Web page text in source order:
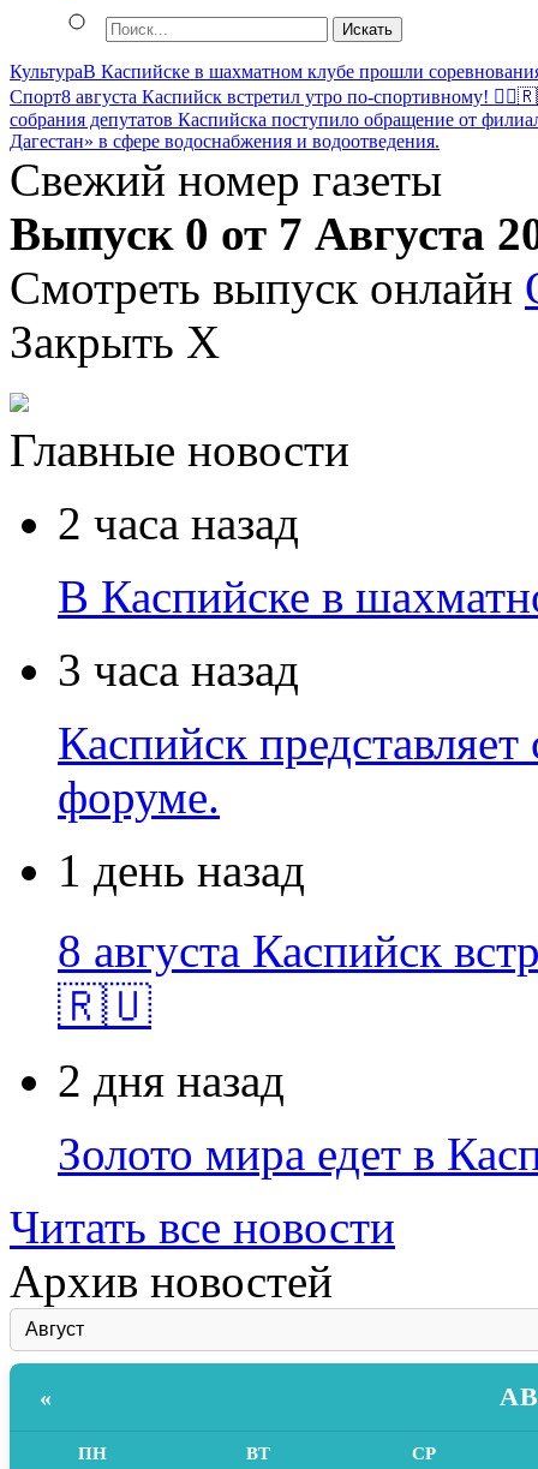
КультураВ Каспийске в шахматном клубе прошли
Спорт8 августа Каспийск встретил утро по-спортивному!
собрания депутатов Каспийска поступило обращение от
Дагестан» в сфере водоснабжения и водоотведения.
Свежий номер газеты
Выпуск 0 от 7 Августа
Смотреть выпуск онлайн
Закрыть X
Главные новости
2 часа назад
В Каспийске в
3 часа назад
Каспийск
форуме.
1 день назад
8 августа Каспийск
🇷🇺
2 дня назад
Золото мира едет в
Читать все новости
Архив новостей
«
ПН ВТ СР